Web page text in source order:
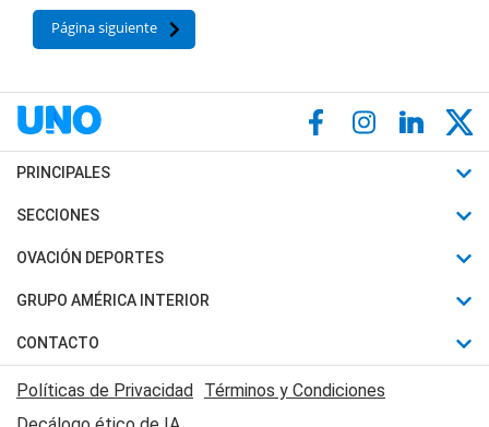
Página siguiente
PRINCIPALES
Últimas Noticias
Política
Judiciales
Economia
SECCIONES
Horóscopo
Motores
Trucos caseros
Series y Películas
OVACIÓN DEPORTES
Fútbol
Mundial
Automovilismo
Rugby
GRUPO AMÉRICA INTERIOR
Canal 7 en Vivo
CONTACTO
Acerca de Nosotros
Contactanos
Políticas de Privacidad Términos y Condiciones